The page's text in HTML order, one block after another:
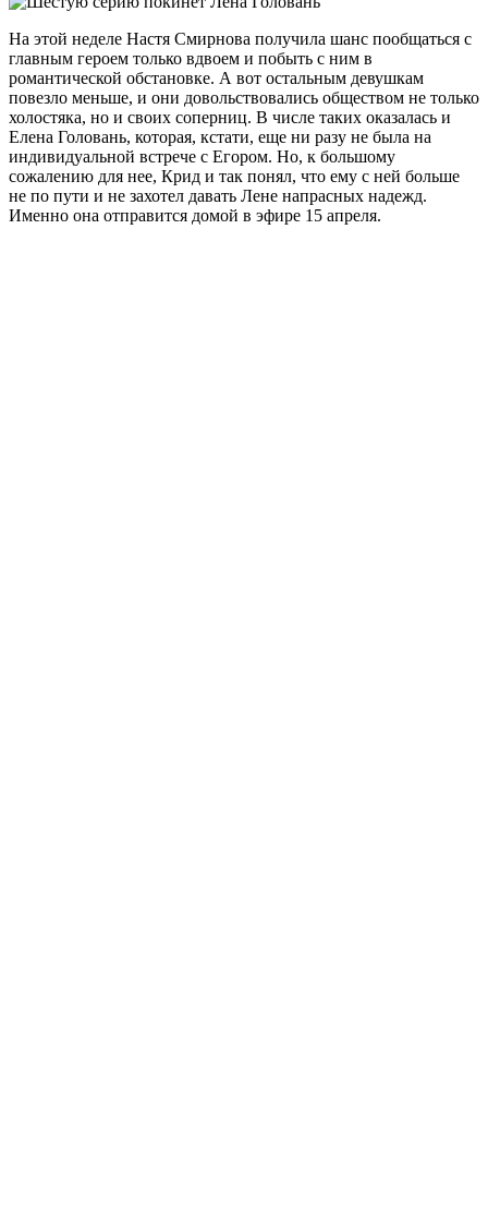
На этой неделе Настя Смирнова получила шанс пообщаться с
главным героем только вдвоем и побыть с ним в
романтической обстановке. А вот остальным девушкам
повезло меньше, и они довольствовались обществом не только
холостяка, но и своих соперниц. В числе таких оказалась и
Елена Головань, которая, кстати, еще ни разу не была на
индивидуальной встрече с Егором. Но, к большому
сожалению для нее, Крид и так понял, что ему с ней больше
не по пути и не захотел давать Лене напрасных надежд.
Именно она отправится домой в эфире 15 апреля.